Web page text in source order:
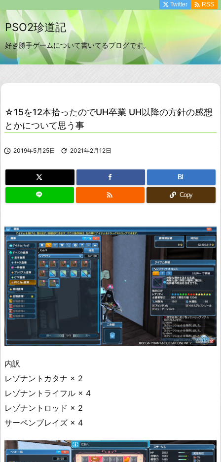
PSO2珍道記
好き勝手ゲームについて書いてるブログです。
Twitter  RSS
☆15を12本拾ったのでUH卒業 UH以降の方針の感想
とかについて思う事
 2019年5月25日  2021年2月12日
B!
 Copy
内訳
レゾナントカタナ × 2
レゾナントライフル × 4
レゾナントロッド × 2
サーペンブレイズ × 4